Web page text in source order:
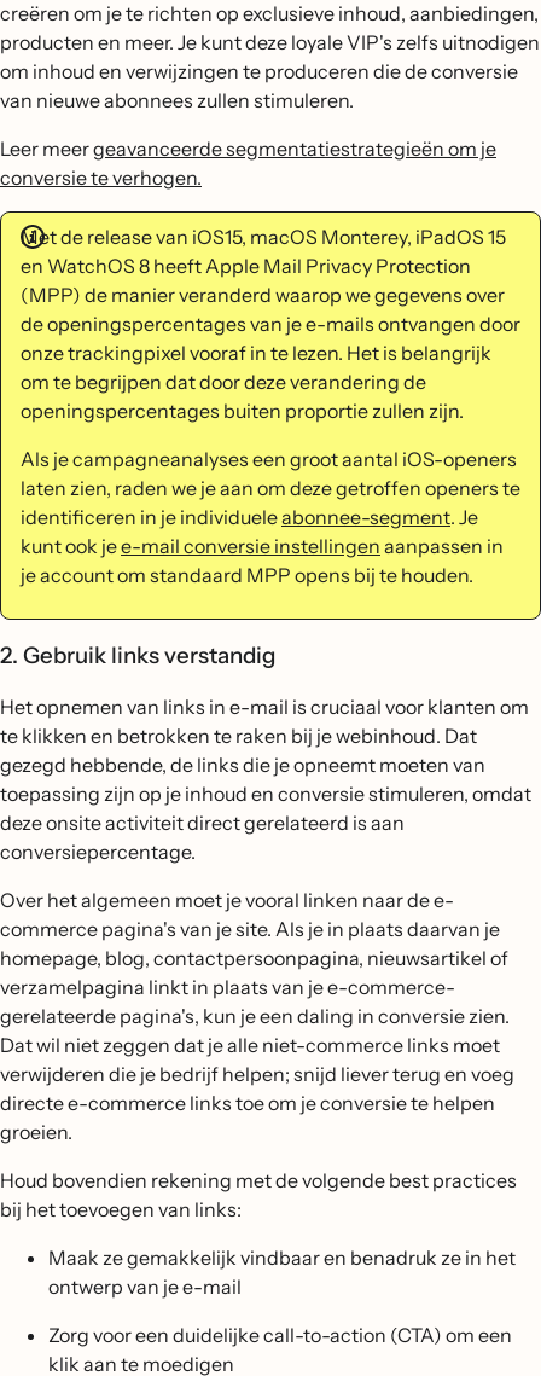
creëren om je te richten op exclusieve inhoud, aanbiedingen,
producten en meer. Je kunt deze loyale VIP's zelfs uitnodigen
om inhoud en verwijzingen te produceren die de conversie
van nieuwe abonnees zullen stimuleren.
Leer meergeavanceerde segmentatiestrategieën om je
conversie te verhogen.
Met de release van iOS15, macOS Monterey, iPadOS 15
en WatchOS 8 heeft Apple Mail Privacy Protection
(MPP) de manier veranderd waarop we gegevens over
de openingspercentages van je e-mails ontvangen door
onze trackingpixel vooraf in te lezen. Het is belangrijk
om te begrijpen dat door deze verandering de
openingspercentages buiten proportie zullen zijn.
Als je campagneanalyses een groot aantal iOS-openers
laten zien, raden we je aan om deze getroffen openers te
identificeren in je individueleabonnee-segment. Je
kunt ook jee-mail conversie instellingen aanpassen in
je account om standaard MPP opens bij te houden.
2. Gebruik links verstandig
Het opnemen van links in e-mail is cruciaal voor klanten om
te klikken en betrokken te raken bij je webinhoud. Dat
gezegd hebbende, de links die je opneemt moeten van
toepassing zijn op je inhoud en conversie stimuleren, omdat
deze onsite activiteit direct gerelateerd is aan
conversiepercentage.
Over het algemeen moet je vooral linken naar de e-
commerce pagina's van je site. Als je in plaats daarvan je
homepage, blog, contactpersoonpagina, nieuwsartikel of
verzamelpagina linkt in plaats van je e-commerce-
gerelateerde pagina's, kun je een daling in conversie zien.
Dat wil niet zeggen dat je alle niet-commerce links moet
verwijderen die je bedrijf helpen; snijd liever terug en voeg
directe e-commerce links toe om je conversie te helpen
groeien.
Houd bovendien rekening met de volgende best practices
bij het toevoegen van links:
Maak ze gemakkelijk vindbaar en benadruk ze in het
ontwerp van je e-mail
Zorg voor een duidelijke call-to-action (CTA) om een
klik aan te moedigen